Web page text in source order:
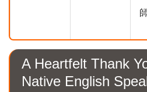
A Heartfelt Thank
Native English